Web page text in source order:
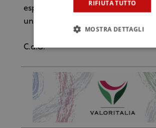
esperienza da garzone di bottega,
una macelleria.
C.d.G.
RIFIUTA TUTTO
MOSTRA DETTAGLI